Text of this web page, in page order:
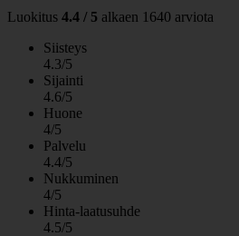
Luokitus 4.4 / 5 alkaen 1640 arviota
Siisteys
4.3/5
Sijainti
4.6/5
Huone
4/5
Palvelu
4.4/5
Nukkuminen
4/5
Hinta-laatusuhde
4.5/5